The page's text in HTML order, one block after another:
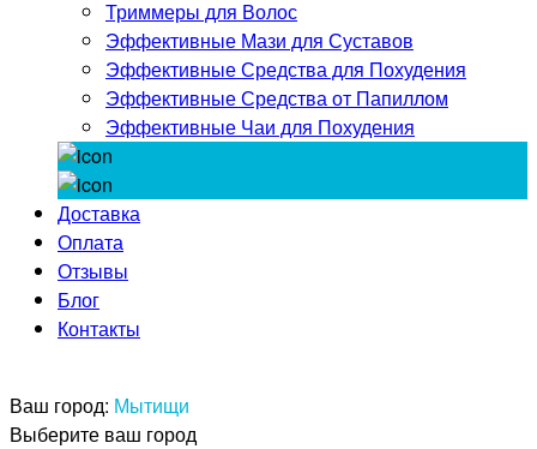
Триммеры для Волос
Эффективные Мази для Суставов
Эффективные Средства для Похудения
Эффективные Средства от Папиллом
Эффективные Чаи для Похудения
Доставка
Оплата
Отзывы
Блог
Контакты
Ваш город: Мытищи
Выберите ваш город